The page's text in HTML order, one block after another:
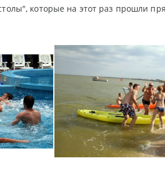
которые на этот раз прошли